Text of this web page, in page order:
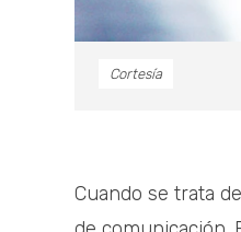
Cortesía
Cuando se trata